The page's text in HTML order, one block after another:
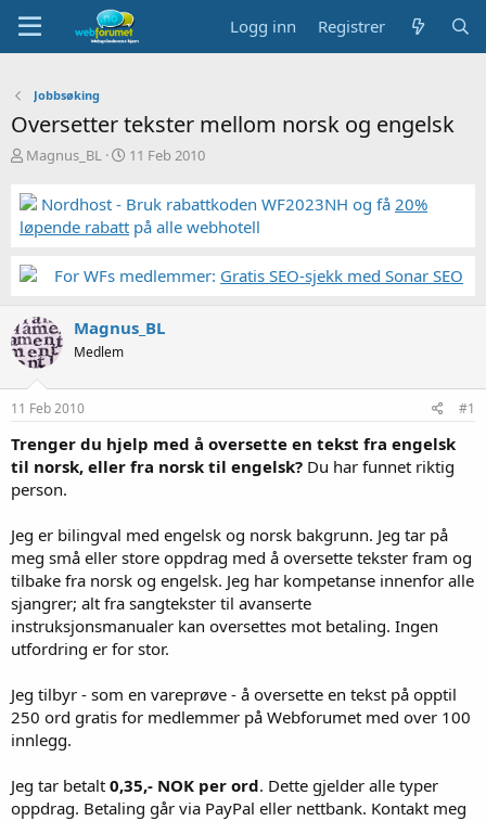
Logg inn Registrer
Jobbsøking
Oversetter tekster mellom norsk og engelsk
T
å
d
s
a
e
r
Magnus_BL
S
r
t
a
11 Feb 2010
Nordhost - Bruk rabattkoden WF2023NH og få 20%
løpende rabatt på alle webhotell
For WFs medlemmer: Gratis SEO-sjekk med Sonar SEO
Magnus_BL
Medlem
11 Feb 2010 #1
Trenger du hjelp med å oversette en tekst fra engelsk
til norsk, eller fra norsk til engelsk? Du har funnet riktig
person.
Jeg er bilingval med engelsk og norsk bakgrunn. Jeg tar på
meg små eller store oppdrag med å oversette tekster fram og
tilbake fra norsk og engelsk. Jeg har kompetanse innenfor alle
sjangrer; alt fra sangtekster til avanserte
instruksjonsmanualer kan oversettes mot betaling. Ingen
utfordring er for stor.
Jeg tilbyr - som en vareprøve - å oversette en tekst på opptil
250 ord gratis for medlemmer på Webforumet med over 100
innlegg.
Jeg tar betalt 0,35,- NOK per ord. Dette gjelder alle typer
oppdrag. Betaling går via PayPal eller nettbank. Kontakt meg